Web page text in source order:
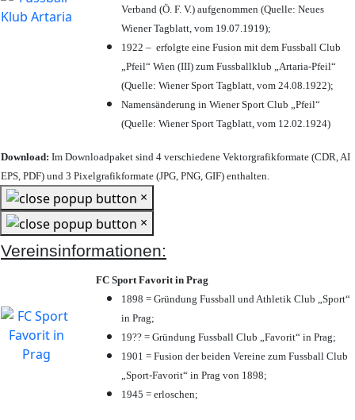
Verband (Ö. F. V.) aufgenommen (Quelle: Neues
Wiener Tagblatt, vom 19.07.1919);
1922 – erfolgte eine Fusion mit dem Fussball Club
„Pfeil“ Wien (III) zum Fussballklub „Artaria-Pfeil“
(Quelle: Wiener Sport Tagblatt, vom 24.08.1922);
Namensänderung in Wiener Sport Club „Pfeil“
(Quelle: Wiener Sport Tagblatt, vom 12.02.1924)
Download: Im Downloadpaket sind 4 verschiedene Vektorgrafikformate (CDR, AI
EPS, PDF) und 3 Pixelgrafikformate (JPG, PNG, GIF) enthalten.
×
×
Vereinsinformationen:
FC Sport Favorit in Prag
1898 = Gründung Fussball und Athletik Club „Sport“
in Prag;
19?? = Gründung Fussball Club „Favorit“ in Prag;
1901 = Fusion der beiden Vereine zum Fussball Club
„Sport-Favorit“ in Prag von 1898;
1945 = erloschen;